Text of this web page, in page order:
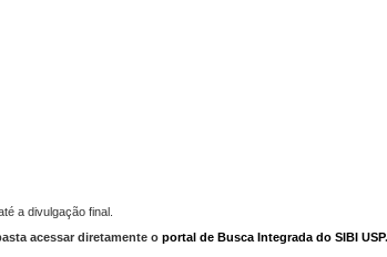
a divulgação final.
acessar diretamente o portal de Busca Integrada do SIBI USP.